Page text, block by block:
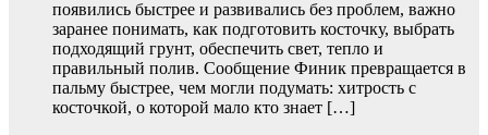
появились быстрее и развивались без проблем, важно
заранее понимать, как подготовить косточку, выбрать
подходящий грунт, обеспечить свет, тепло и
правильный полив. Сообщение Финик превращается в
пальму быстрее, чем могли подумать: хитрость с
косточкой, о которой мало кто знает […]